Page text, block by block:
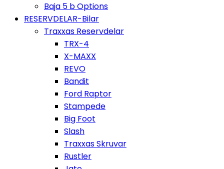
Baja 5 b Options
RESERVDELAR-Bilar
Traxxas Reservdelar
TRX-4
X-MAXX
REVO
Bandit
Ford Raptor
Stampede
Big Foot
Slash
Traxxas Skruvar
Rustler